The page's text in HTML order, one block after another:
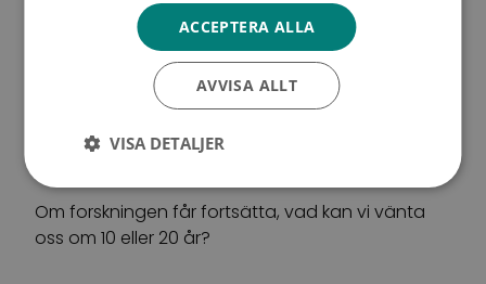
— Nu är målet att få pusselbitarna på plats och
utreda hur olika faktorer tillsammans driver
framfart.
Om forskningen får fortsätta, vad kan vi vänta
oss om 10 eller 20 år?
ACCEPTERA ALLA
AVVISA ALLT
VISA DETALJER